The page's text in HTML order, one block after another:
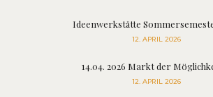
Ideenwerkstätte
12. APRIL 2026
14.04. 2026 Markt der
12. APRIL 2026